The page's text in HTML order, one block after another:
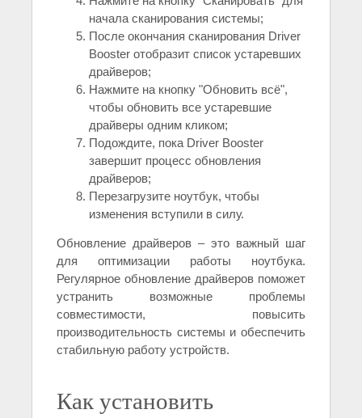
начала сканирования системы;
После окончания сканирования Driver
Booster отобразит список устаревших
драйверов;
Нажмите на кнопку "Обновить всё",
чтобы обновить все устаревшие
драйверы одним кликом;
Подождите, пока Driver Booster
завершит процесс обновления
драйверов;
Перезагрузите ноутбук, чтобы
изменения вступили в силу.
Обновление драйверов – это важный шаг
для оптимизации работы ноутбука.
Регулярное обновление драйверов поможет
устранить возможные проблемы
совместимости, повысить
производительность системы и обеспечить
стабильную работу устройств.
Как установить